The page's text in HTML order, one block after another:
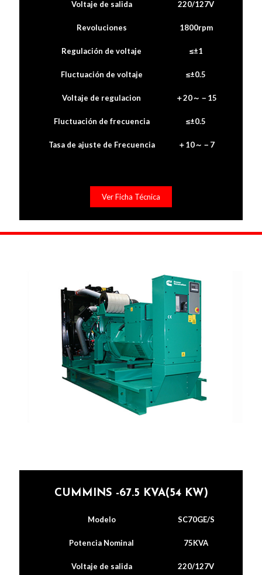
Voltaje de salida 220/127V
Revoluciones 1800rpm
Regulación de voltaje ≤±1
Fluctuación de voltaje ≤±0.5
Voltaje de regulacion ＋20～－15
Fluctuación de frecuencia ≤±0.5
Tasa de ajuste de Frecuencia ＋10～－7
Ver Ficha Técnica
CUMMINS -67.5 KVA(54 KW)
Modelo SC70GE/S
Potencia Nominal 75KVA
Voltaje de salida 220/127V